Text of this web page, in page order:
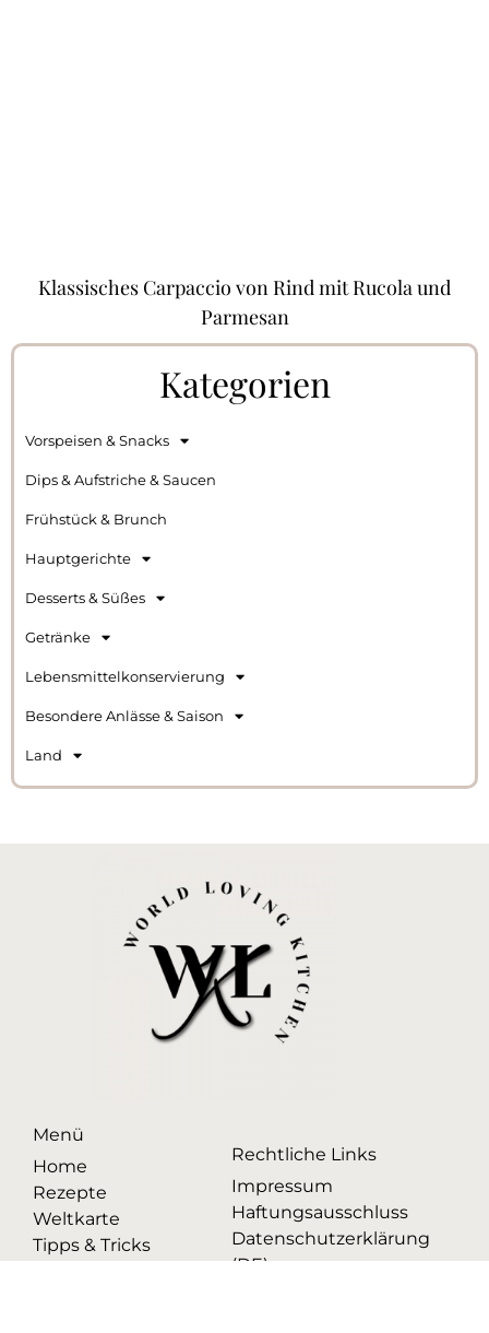
Klassisches Carpaccio von Rind mit Rucola und
Parmesan
Kategorien
Vorspeisen & Snacks
Dips & Aufstriche & Saucen
Frühstück & Brunch
Hauptgerichte
Desserts & Süßes
Getränke
Lebensmittelkonservierung
Besondere Anlässe & Saison
Land
Menü
Home
Rezepte
Weltkarte
Tipps & Tricks
Rechtliche Links
Impressum
Haftungsausschluss
Datenschutzerklärung
(DE)